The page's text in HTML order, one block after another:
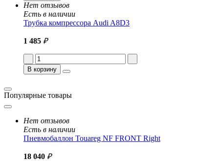
Нет отзывов
Есть в наличии
Трубка компрессора Audi A8D3
1 485 ₽
В корзину
Популярные товары
Нет отзывов
Есть в наличии
Пневмобаллон Touareg NF FRONT Right
18 040 ₽